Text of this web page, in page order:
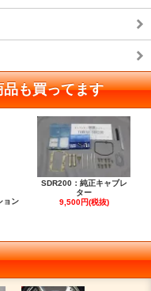
も買ってます
ョン
SDR200：純正キャブレ
ター
9,500円(税抜)